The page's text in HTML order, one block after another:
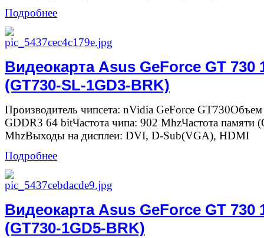
Подробнее
Видеокарта Asus GeForce GT 730
(GT730-SL-1GD3-BRK)
Производитель чипсета: nVidia GeForce
GDDR3 64 bitЧастота чипа: 902 MhzЧастота памяти
MhzВыходы на дисплеи: DVI, D-Sub(VGA), HDMI
Подробнее
Видеокарта Asus GeForce GT 730
(GT730-1GD5-BRK)